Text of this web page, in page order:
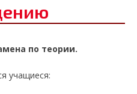
по теории.
учащиеся: